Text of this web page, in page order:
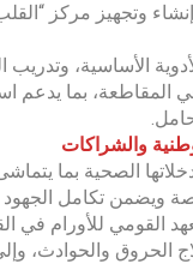
وتجهيز مركز
الأساسية،
في المقاطعة، بما
والشراكات
الصحية بما
القومي للأورام في
والحوادث،